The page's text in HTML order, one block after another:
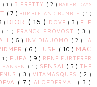
( 1 ) B PRETTY ( 2 ) BAKER DAYS
( 7 ) BUMBLE AND BUMBLE ( 1 )
) DIOR ( 16 ) DOVE ( 3 ) ELF
( 1 ) FRANCK PROVOST ( 3 )
( 6 ) INVIDIAUOMO ( 2 )
LA
( 6 ) LUSH ( 10 ) MAC
1 ) PUPA ( 9 ) RENE FURTERER
HANSEN ( 1 ) SENSAI ( 5 )THE
( 3 ) VITAMASQUES ( 2 )
( 7 ) ALOEDERMAL ( 3 )